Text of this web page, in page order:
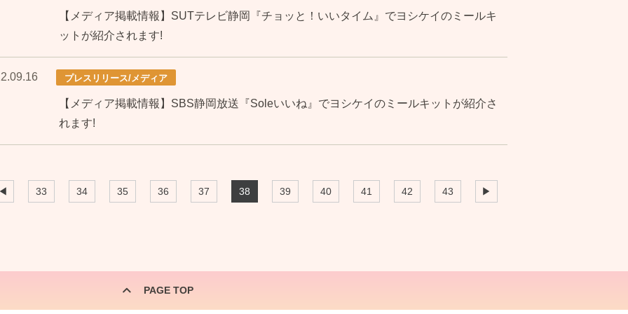
【メディア掲載情報】SUTテレビ静岡『チョッと！いいタイム』でヨシケイのミールキ
ットが紹介されます!
プレスリリース/メディア
【メディア掲載情報】SBS静岡放送『Soleいいね』でヨシケイのミールキットが紹介さ
れます!
33 34 35 36 37 38 39 40 41 42 43 ▶
PAGE TOP